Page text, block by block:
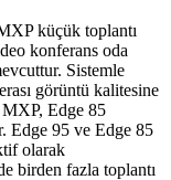
küçük toplantı
konferans oda
Sistemle
görüntü kalitesine
Edge 85
Edge 95 ve Edge 85
olarak
birden fazla toplantı